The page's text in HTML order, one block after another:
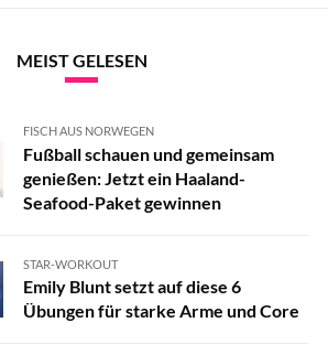
MEIST GELESEN
FISCH AUS NORWEGEN
Fußball schauen und gemeinsam
genießen: Jetzt ein Haaland-
Seafood-Paket gewinnen
STAR-WORKOUT
Emily Blunt setzt auf diese 6
Übungen für starke Arme und Core